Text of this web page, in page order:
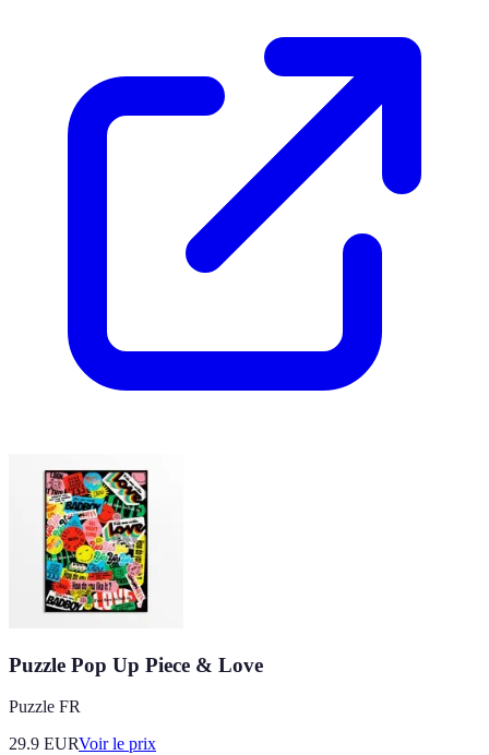
Puzzle Pop Up Piece & Love
Puzzle FR
29.9 EURVoir le prix